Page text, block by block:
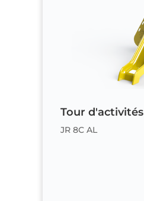
Tour d'activités
JR 8C AL